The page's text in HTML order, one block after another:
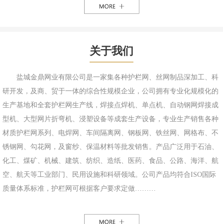
关于我们
盐城金鼎网业有限公司是一家集各种护栏网、丝网制品深加工、科
研开发，及商、贸于一体的综合性规模企业，公司拥有专业化规模化的
生产基地和全套护栏网生产线，焊接点焊机、单点机、自动钢网焊接成
型机、大型网片折弯机、浸塑设备等成套生产设备，专业生产销售各种
材质护栏网系列、电焊网、车间隔离网、钢板网、铁丝网、网格布、不
锈钢网、勾花网，及窗纱、保温材料等批发销售。产品广泛用于石油、
化工、煤矿、机械、建筑、纺织、造纸、医药、食品、公路、海洋、航
空、航天等工业部门、民用设施和科研领域。公司产品均符合ISO国际
质量体系标准，护栏网可根据客户要求定做………